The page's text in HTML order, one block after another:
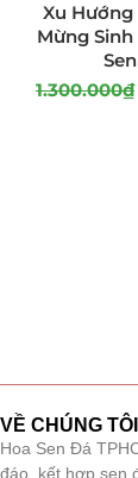
Xu Hướng
Mừng
1.300.000₫
VỀ CHÚNG TÔI
Hoa Sen Đá
đáo, kết hợp sen